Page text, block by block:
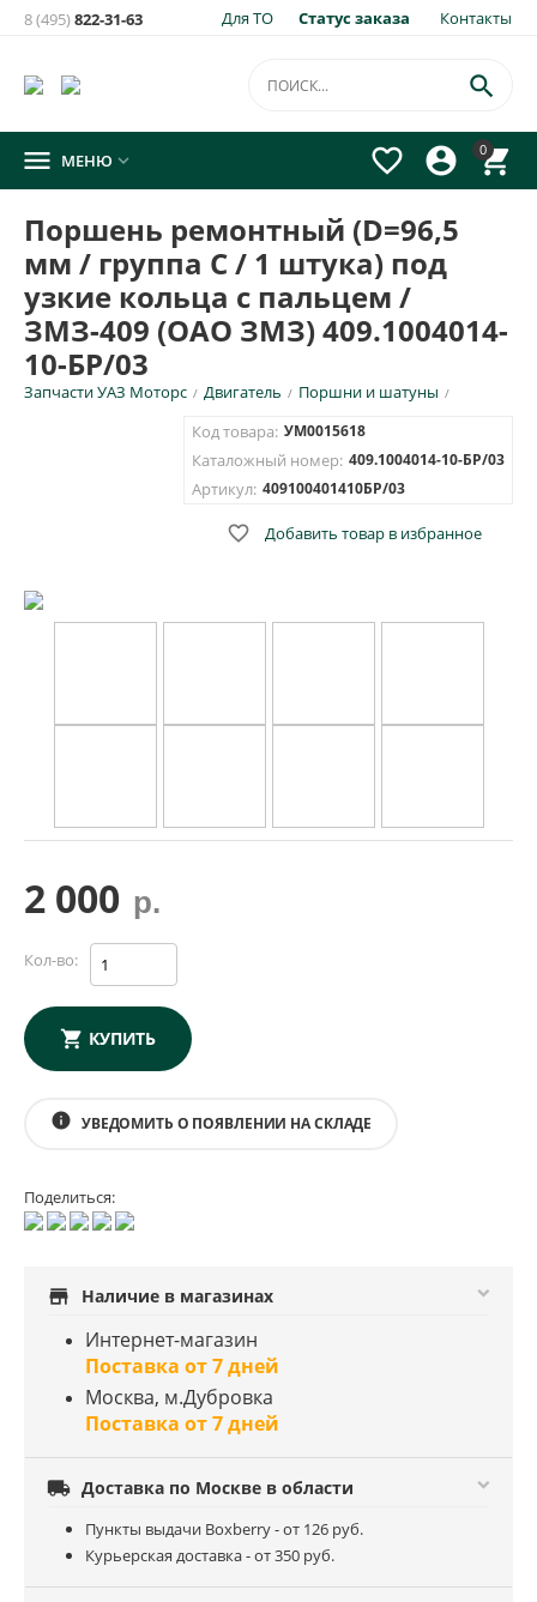
Для ТО Статус заказа Контакты
8 (495)822-31-63
0




 МЕНЮ 
Поршень ремонтный (D=96,5
мм / группа С / 1 штука) под
узкие кольца с пальцем /
ЗМЗ-409 (ОАО ЗМЗ) 409.1004014-
10-БР/03
Запчасти УАЗ Моторс / Двигатель / Поршни и шатуны /
Код товара: УМ0015618
Каталожный номер: 409.1004014-10-БР/03
Артикул: 409100401410БР/03
 Добавить товар в избранное
2 000 р.
Кол-во:
КУПИТЬ
info УВЕДОМИТЬ О ПОЯВЛЕНИИ НА СКЛАДЕ
товара:
×
Поршень ремонтный (D=96,5 мм / группа С / 1 штука) под
узкие кольца с пальцем / ЗМЗ-409 (ОАО ЗМЗ) 409.1004014-
10-БР/03
Укажите e-mail и\или номер телефона для SMS уведомления.
E-mail для уведомления письмом
Номер телефона для SMS уведомления
Поделиться:
store Наличие в магазинах
Интернет-магазин
Поставка от 7 дней
Москва, м.Дубровка
Поставка от 7 дней
 Доставка по Москве в области
Пункты выдачи Boxberry - от 126 руб.
Курьерская доставка - от 350 руб.